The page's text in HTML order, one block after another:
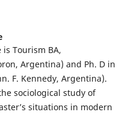
Tourism BA,
Argentina) and Ph. D in
F. Kennedy, Argentina).
sociological study of
situations in modern